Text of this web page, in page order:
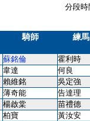
分段
騎師 練
蘇銘倫 霍利時
韋達 何良
賴維銘 吳定強
薄奇能 告達理
楊啟棠 苗禮德
柏寶 黃汝安